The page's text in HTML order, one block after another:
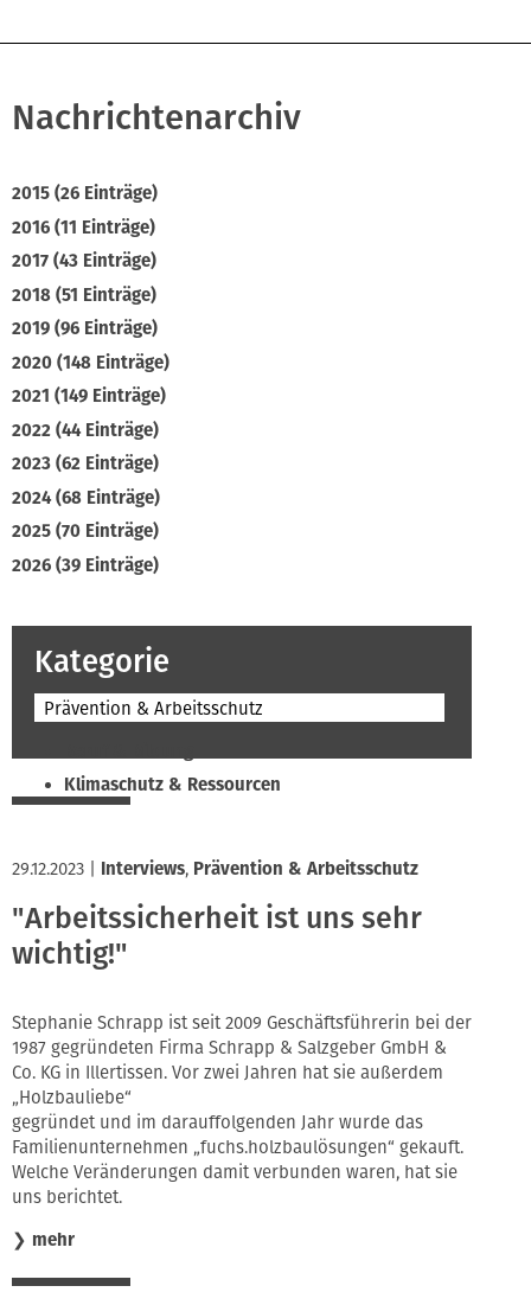
Nachrichtenarchiv
2015 (26 Einträge)
2016 (11 Einträge)
2017 (43 Einträge)
2018 (51 Einträge)
2019 (96 Einträge)
2020 (148 Einträge)
2021 (149 Einträge)
2022 (44 Einträge)
2023 (62 Einträge)
2024 (68 Einträge)
2025 (70 Einträge)
2026 (39 Einträge)
Kategorie
Prävention & Arbeitsschutz
Klimaschutz & Ressourcen
Soziales & Tarifpolitik
Verband & Innungen
Innung
29.12.2023 Interviews, Prävention & Arbeitsschutz
"Arbeitssicherheit ist uns sehr
wichtig!"
Stephanie Schrapp ist seit 2009 Geschäftsführerin bei der
1987 gegründeten Firma Schrapp & Salzgeber GmbH &
Co. KG in Illertissen. Vor zwei Jahren hat sie außerdem
„Holzbauliebe“
gegründet und im darauffolgenden Jahr wurde das
Familienunternehmen „fuchs.holzbaulösungen“ gekauft.
Welche Veränderungen damit verbunden waren, hat sie
uns berichtet.
❯ mehr